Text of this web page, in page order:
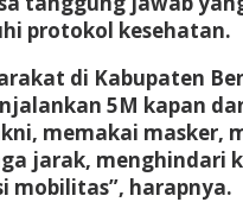
protokol kesehatan.
di Kabupaten
5M kapan
memakai masker,
jarak, menghindari
mobilitas”, harapnya.